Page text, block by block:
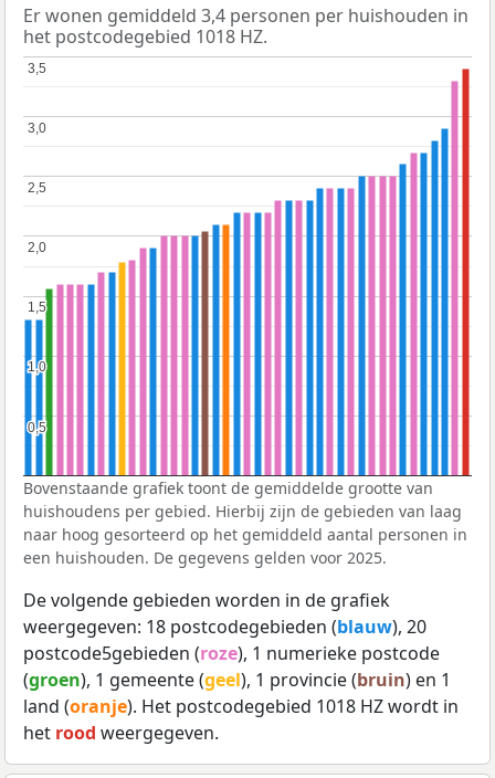
Er wonen gemiddeld 3,4 personen per huishouden in
het postcodegebied 1018 HZ.
0,5
0,5
1,0
1,0
1,5
1,5
2,0
2,0
2,5
2,5
3,0
3,0
3,5
3,5
Bovenstaande grafiek toont de gemiddelde grootte van
huishoudens per gebied. Hierbij zijn de gebieden van laag
naar hoog gesorteerd op het gemiddeld aantal personen in
een huishouden. De gegevens gelden voor 2025.
De volgende gebieden worden in de grafiek
weergegeven: 18 postcodegebieden (blauw), 20
postcode5gebieden (roze), 1 numerieke postcode
(groen), 1 gemeente (geel), 1 provincie (bruin) en 1
land (oranje). Het postcodegebied 1018 HZ wordt in
het rood weergegeven.